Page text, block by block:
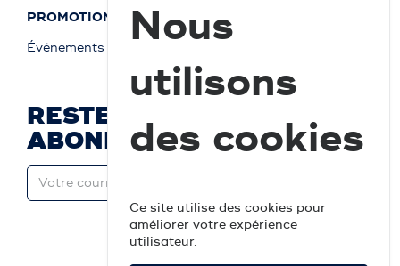
PROMOTIONS
Événements
RESTEZ À JOUR ET
ABONNEZ-VOUS
Nous
utilisons
des cookies
Ce site utilise des cookies pour
améliorer votre expérience
utilisateur.